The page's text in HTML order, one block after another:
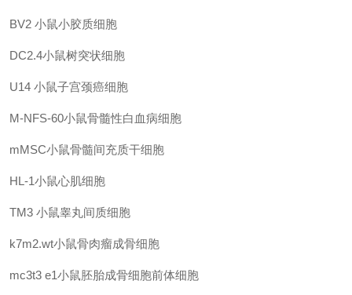
BV2 小鼠小胶质细胞
DC2.4小鼠树突状细胞
U14 小鼠子宫颈癌细胞
M-NFS-60小鼠骨髓性白血病细胞
mMSC小鼠骨髓间充质干细胞
HL-1小鼠心肌细胞
TM3 小鼠睾丸间质细胞
k7m2.wt小鼠骨肉瘤成骨细胞
mc3t3 e1小鼠胚胎成骨细胞前体细胞